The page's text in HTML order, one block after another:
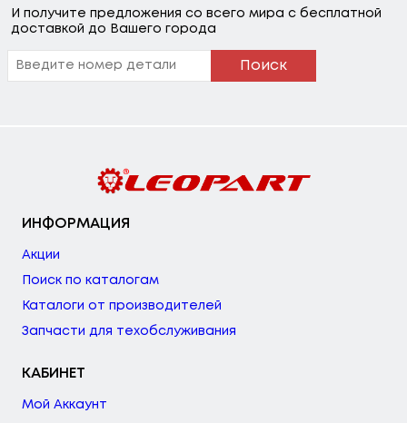
И получите предложения со всего мира с бесплатной
доставкой до Вашего города
Поиск
ИНФОРМАЦИЯ
Акции
Поиск по каталогам
Каталоги от производителей
Запчасти для техобслуживания
КАБИНЕТ
Мой Аккаунт